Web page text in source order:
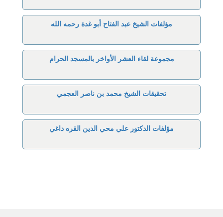
مؤلفات الشيخ عبد الفتاح أبو غدة رحمه الله
مجموعة لقاء العشر الأواخر بالمسجد الحرام
تحقيقات الشيخ محمد بن ناصر العجمي
مؤلفات الدكتور علي محي الدين القره داغي